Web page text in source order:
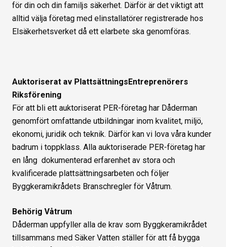
för din och din familjs säkerhet. Därför är det viktigt att
alltid välja företag med elinstallatörer registrerade hos
Elsäkerhetsverket då ett elarbete ska genomföras.
Auktoriserat av PlattsättningsEntreprenörers
Riksförening
För att bli ett auktoriserat PER-företag har Dåderman
genomfört omfattande utbildningar inom kvalitet, miljö,
ekonomi, juridik och teknik. Därför kan vi lova våra kunder
badrum i toppklass. Alla auktoriserade PER-företag har
en lång dokumenterad erfarenhet av stora och
kvalificerade plattsättningsarbeten och följer
Byggkeramikrådets Branschregler för Våtrum.
Behörig Våtrum
Dåderman uppfyller alla de krav som Byggkeramikrådet
tillsammans med Säker Vatten ställer för att få bygga